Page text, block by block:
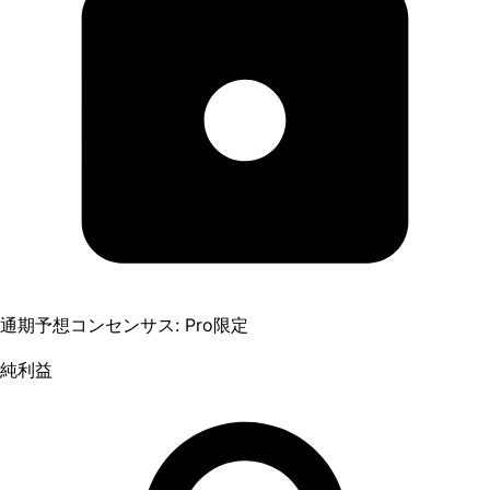
通期予想コンセンサス: Pro限定
純利益